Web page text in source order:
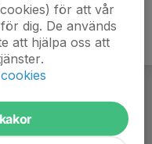
för att vår
dig. De används
att hjälpa oss att